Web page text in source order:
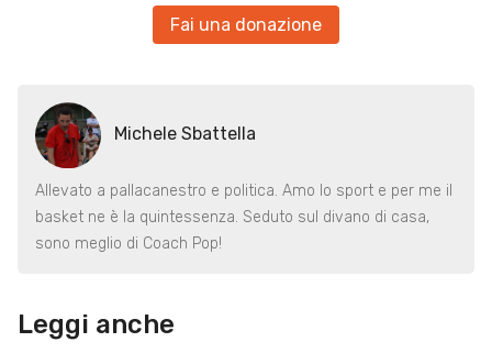
Fai una donazione
Michele Sbattella
Allevato a pallacanestro e politica. Amo lo sport e per me il
basket ne è la quintessenza. Seduto sul divano di casa,
sono meglio di Coach Pop!
Leggi anche